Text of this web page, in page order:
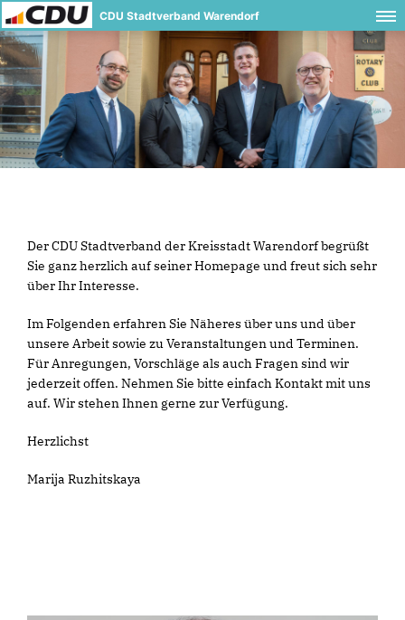
CDU Stadtverband Warendorf
Der CDU Stadtverband der Kreisstadt Warendorf begrüßt
Sie ganz herzlich auf seiner Homepage und freut sich sehr
über Ihr Interesse.
Im Folgenden erfahren Sie Näheres über uns und über
unsere Arbeit sowie zu Veranstaltungen und Terminen.
Für Anregungen, Vorschläge als auch Fragen sind wir
jederzeit offen. Nehmen Sie bitte einfach Kontakt mit uns
auf. Wir stehen Ihnen gerne zur Verfügung.
Herzlichst
Marija Ruzhitskaya